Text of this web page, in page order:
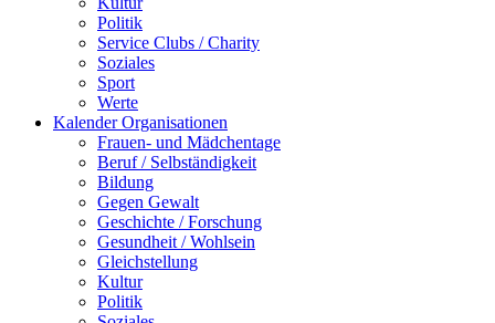
Politik
Service Clubs / Charity
Soziales
Sport
Werte
Kalender Organisationen
Frauen- und Mädchentage
Beruf / Selbständigkeit
Bildung
Gegen Gewalt
Geschichte / Forschung
Gesundheit / Wohlsein
Gleichstellung
Kultur
Politik